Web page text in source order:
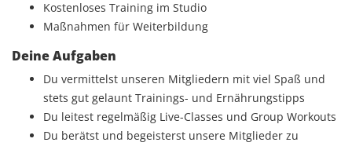
Kostenloses Training im Studio
Maßnahmen für Weiterbildung
Deine Aufgaben
Du vermittelst unseren Mitgliedern mit viel Spaß und
stets gut gelaunt Trainings- und Ernährungstipps
Du leitest regelmäßig Live-Classes und Group Workouts
Du berätst und begeisterst unsere Mitglieder zu